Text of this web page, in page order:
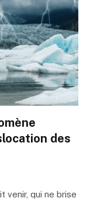
des
venir, qui ne brise